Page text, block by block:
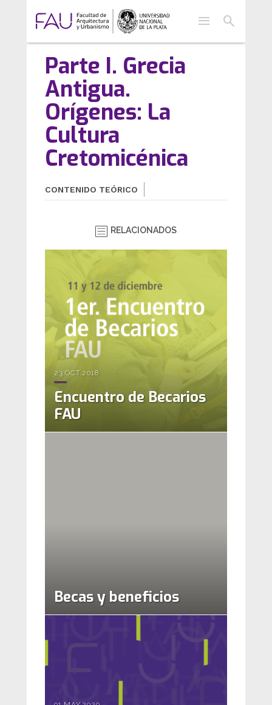
menu search
Parte I. Grecia
Antigua.
Orígenes: La
Cultura
Cretomicénica
CONTENIDO TEÓRICO
RELACIONADOS
23.OCT.2018
Encuentro de Becarios
FAU
Becas y beneficios